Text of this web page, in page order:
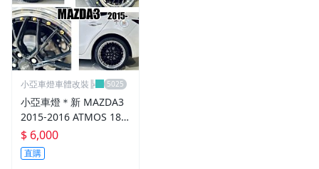
CUSCO / HARDRACE 各車系結構桿.拉桿
進氣套件 進氣系統 全系列
其它
小亞車燈車體改裝╠
小亞車燈＊新 MAZDA3
2015-2016 ATMOS 18
吋 鋁圈 輪框 18*8.5 5/1
08 ET40 5孔108 銀黑車
邊 鉚釘款
$ 6,000
直購